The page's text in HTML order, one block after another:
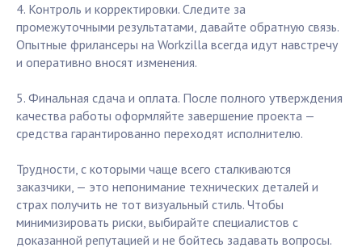
4. Контроль и корректировки. Следите за
промежуточными результатами, давайте обратную связь.
Опытные фрилансеры на Workzilla всегда идут навстречу
и оперативно вносят изменения.
5. Финальная сдача и оплата. После полного утверждения
качества работы оформляйте завершение проекта —
средства гарантированно переходят исполнителю.
Трудности, с которыми чаще всего сталкиваются
заказчики, — это непонимание технических деталей и
страх получить не тот визуальный стиль. Чтобы
минимизировать риски, выбирайте специалистов с
доказанной репутацией и не бойтесь задавать вопросы.